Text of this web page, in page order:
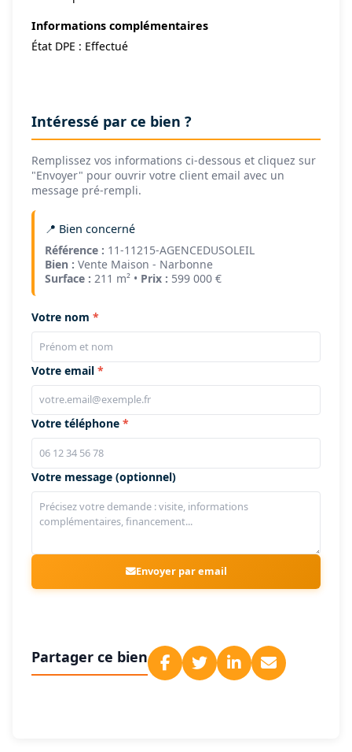
Informations complémentaires
État DPE : Effectué
Intéressé par ce bien ?
Remplissez vos informations ci-dessous et cliquez sur
"Envoyer" pour ouvrir votre client email avec un
message pré-rempli.
📍 Bien concerné
Référence : 11-11215-AGENCEDUSOLEIL
Bien : Vente Maison - Narbonne
Surface : 211 m² • Prix : 599 000 €
Votre nom
Votre email
Votre téléphone
Votre message (optionnel)
Envoyer par email
Partager ce bien